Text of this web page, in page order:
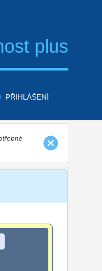
plus
PŘIHLÁŠENÍ